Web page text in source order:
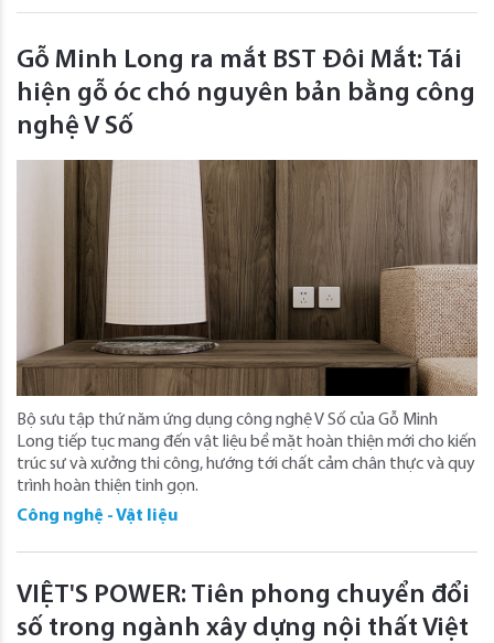
Gỗ Minh Long ra mắt BST Đôi Mắt: Tái
hiện gỗ óc chó nguyên bản bằng công
nghệ V Số
Bộ sưu tập thứ năm ứng dụng công nghệ V Số của Gỗ Minh
Long tiếp tục mang đến vật liệu bề mặt hoàn thiện mới cho kiến
trúc sư và xưởng thi công, hướng tới chất cảm chân thực và quy
trình hoàn thiện tinh gọn.
Công nghệ - Vật liệu
VIỆT'S POWER: Tiên phong chuyển đổi
số trong ngành xây dựng nội thất Việt